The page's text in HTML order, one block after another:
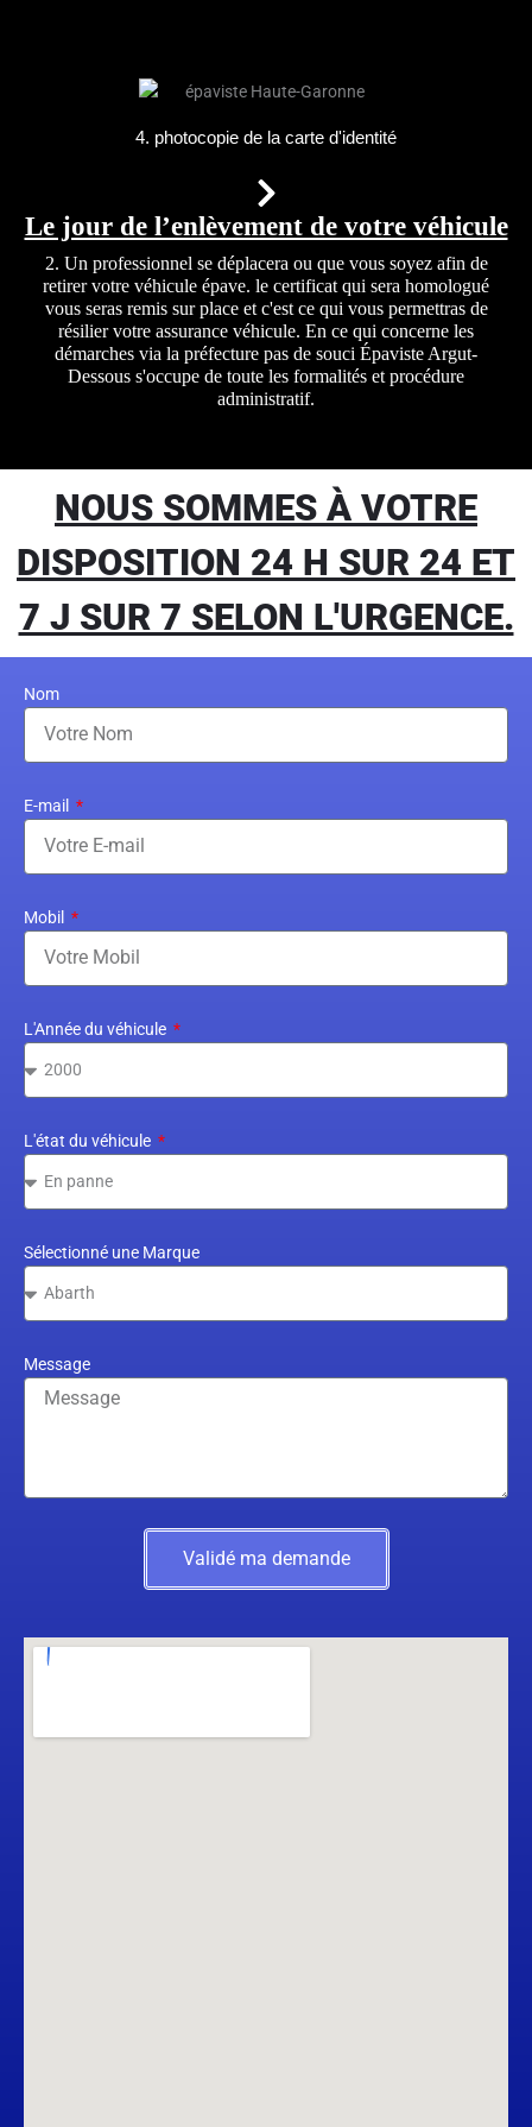
4. photocopie de la carte d'identité
Le jour de l’enlèvement de votre véhicule
2. Un professionnel se déplacera ou que vous soyez afin de
retirer votre véhicule épave. le certificat qui sera homologué
vous seras remis sur place et c'est ce qui vous permettras de
résilier votre assurance véhicule. En ce qui concerne les
démarches via la préfecture pas de souci Épaviste Argut-
Dessous s'occupe de toute les formalités et procédure
administratif.
NOUS SOMMES À VOTRE
DISPOSITION 24 H SUR 24 ET
7 J SUR 7 SELON L'URGENCE.
Nom
E-mail
Mobil
L'Année du véhicule
L'état du véhicule
Sélectionné une Marque
Message
Validé ma demande